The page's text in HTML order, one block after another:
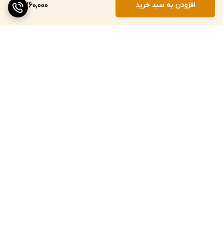
5,260,000 افزودن به سبد خرید